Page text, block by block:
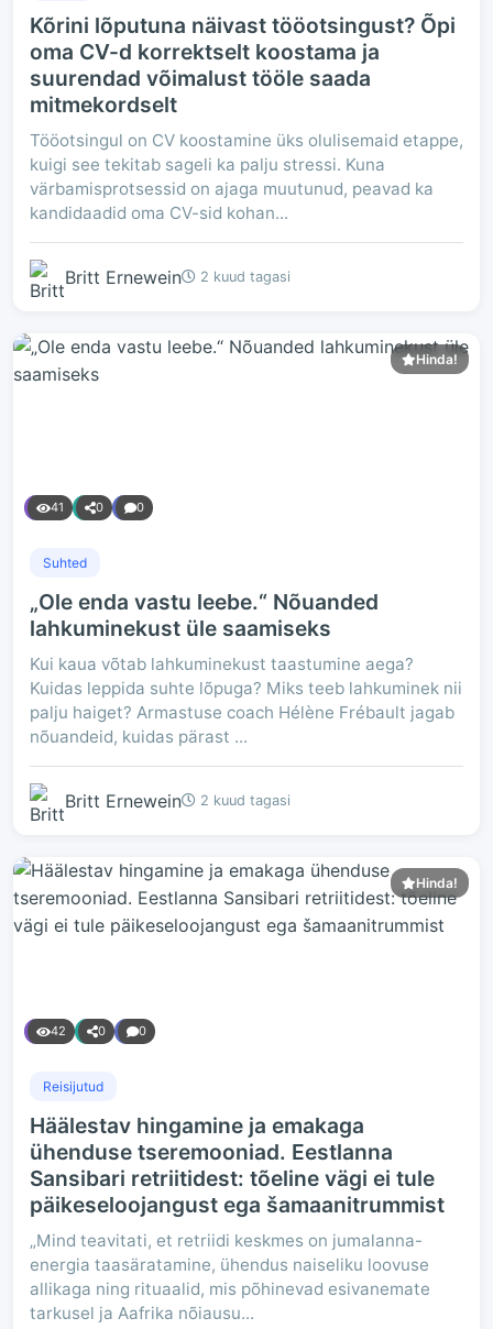
Kõrini lõputuna näivast tööotsingust? Õpi
oma CV-d korrektselt koostama ja
suurendad võimalust tööle saada
mitmekordselt
Tööotsingul on CV koostamine üks olulisemaid etappe,
kuigi see tekitab sageli ka palju stressi. Kuna
värbamisprotsessid on ajaga muutunud, peavad ka
kandidaadid oma CV-sid kohan...
Britt Ernewein 2 kuud tagasi
Hinda!
41 0 0
Suhted
„Ole enda vastu leebe.“ Nõuanded
lahkuminekust üle saamiseks
Kui kaua võtab lahkuminekust taastumine aega?
Kuidas leppida suhte lõpuga? Miks teeb lahkuminek nii
palju haiget? Armastuse coach Hélène Frébault jagab
nõuandeid, kuidas pärast ...
Britt Ernewein 2 kuud tagasi
Hinda!
42 0 0
Reisijutud
Häälestav hingamine ja emakaga
ühenduse tseremooniad. Eestlanna
Sansibari retriitidest: tõeline vägi ei tule
päikeseloojangust ega šamaanitrummist
„Mind teavitati, et retriidi keskmes on jumalanna-
energia taasäratamine, ühendus naiseliku loovuse
allikaga ning rituaalid, mis põhinevad esivanemate
tarkusel ja Aafrika nõiausu...